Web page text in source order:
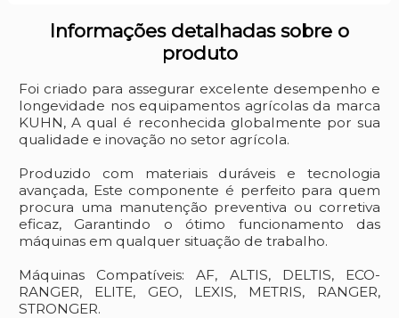
Informações detalhadas sobre o
produto
Foi criado para assegurar excelente desempenho e
longevidade nos equipamentos agrícolas da marca
KUHN, A qual é reconhecida globalmente por sua
qualidade e inovação no setor agrícola.
Produzido com materiais duráveis e tecnologia
avançada, Este componente é perfeito para quem
procura uma manutenção preventiva ou corretiva
eficaz, Garantindo o ótimo funcionamento das
máquinas em qualquer situação de trabalho.
Máquinas Compatíveis: AF, ALTIS, DELTIS, ECO-
RANGER, ELITE, GEO, LEXIS, METRIS, RANGER,
STRONGER.